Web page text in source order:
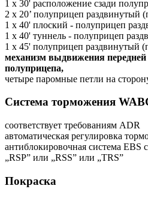
1 x 30' расположение сзади
2 x 20’ полуприцеп раздвинутый
1 x 40' плоский - полуприцеп
1 x 40' туннель - полуприцеп
1 x 45' полуприцеп раздвинутый
механизм выдвижения передней
полуприцепа,
четыре паромные петли на
Система торможения
соответствует требованиям ADR
автоматическая регулировка
антиблокировочная система EBS
„RSP” или „RSS” или „TRS”
Покраска